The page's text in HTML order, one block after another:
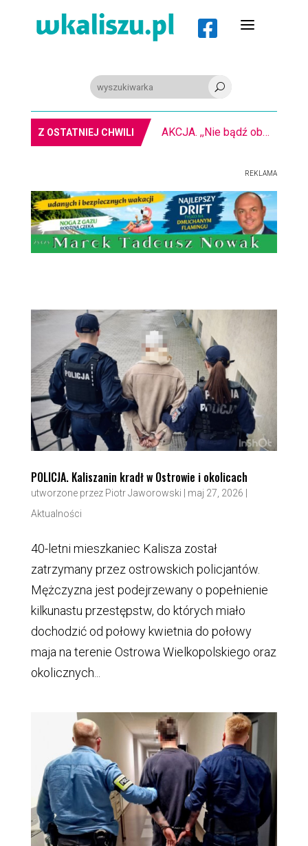
 a
U
Z OSTATNIEJ CHWILI AKCJA. ,,Nie bądź obojętny” na kaliskim rynku
REKLAMA
POLICJA. Kaliszanin kradł w Ostrowie i okolicach
utworzone przez Piotr Jaworowski maj 27, 2026
Aktualności
40-letni mieszkaniec Kalisza został
zatrzymany przez ostrowskich policjantów.
Mężczyzna jest podejrzewany o popełnienie
kilkunastu przestępstw, do których miało
dochodzić od połowy kwietnia do połowy
maja na terenie Ostrowa Wielkopolskiego oraz
okolicznych...